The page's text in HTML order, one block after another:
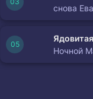
снова Ева
Ночной